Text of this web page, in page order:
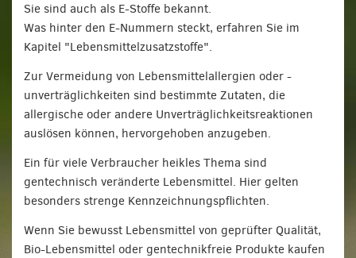
Sie sind auch als E-Stoffe bekannt.
Was hinter den E-Nummern steckt, erfahren Sie im
Kapitel "Lebensmittelzusatzstoffe".
Zur Vermeidung von Lebensmittelallergien oder -
unverträglichkeiten sind bestimmte Zutaten, die
allergische oder andere Unverträglichkeitsreaktionen
auslösen können, hervorgehoben anzugeben.
Ein für viele Verbraucher heikles Thema sind
gentechnisch veränderte Lebensmittel. Hier gelten
besonders strenge Kennzeichnungspflichten.
Wenn Sie bewusst Lebensmittel von geprüfter Qualität,
Bio-Lebensmittel oder gentechnikfreie Produkte kaufen